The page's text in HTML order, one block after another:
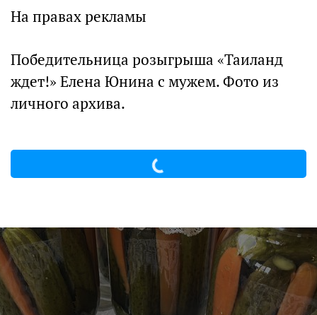
На правах рекламы
Победительница розыгрыша «Таиланд
ждет!» Елена Юнина с мужем. Фото из
личного архива.